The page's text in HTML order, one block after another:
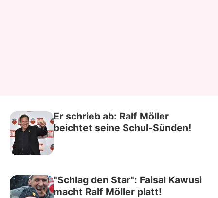
Er schrieb ab: Ralf Möller
beichtet seine Schul-Sünden!
"Schlag den Star": Faisal Kawusi
macht Ralf Möller platt!